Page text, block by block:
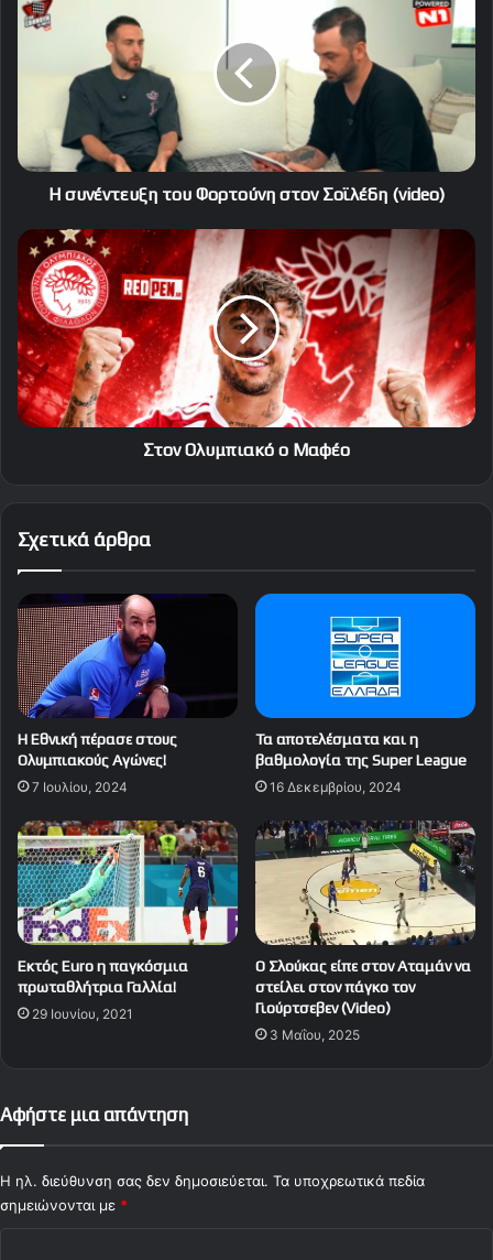
συνέντευξη
του
Σοϊλέδη
(video)
Η συνέντευξη του Φορτούνη στον Σοϊλέδη (video)
Στον
Ολυμπιακό
ο
Μαφέο
Στον Ολυμπιακό ο Μαφέο
Σχετικά άρθρα
Η Εθνική πέρασε στους
Ολυμπιακούς Αγώνες!
7 Ιουλίου, 2024
Τα αποτελέσματα και η
βαθμολογία της Super League
16 Δεκεμβρίου, 2024
Εκτός Euro η παγκόσμια
πρωταθλήτρια Γαλλία!
29 Ιουνίου, 2021
Ο Σλούκας είπε στον Αταμάν να
στείλει στον πάγκο τον
Γιούρτσεβεν (Video)
3 Μαΐου, 2025
Αφήστε μια απάντηση
Η ηλ. διεύθυνση σας δεν δημοσιεύεται. Τα υποχρεωτικά πεδία
σημειώνονται με *